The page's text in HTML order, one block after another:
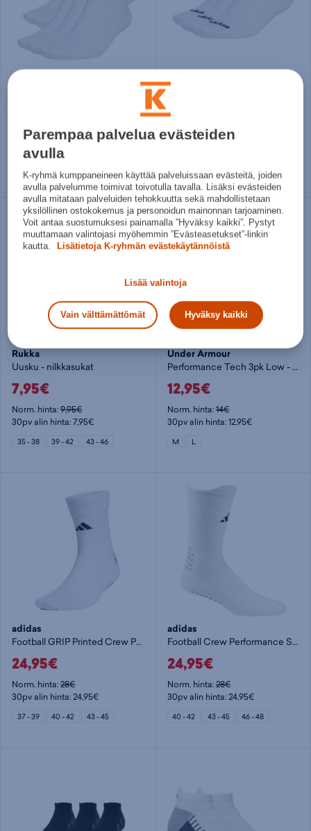
adidas
Norm. hinta:23€
30pv alin hinta: 12€
adidas
7,95€
Norm. hinta: 10€
46 - 48
Rukka
Uusku - nilkkasukat
7,95€
Norm. hinta:9,95€
30pv alin hinta: 7,95€
35 - 38 39 - 42 43 - 46
Under Armour
Performance Tech 3pk Low - nilkkasukat
12,95€
Norm. hinta:14€
30pv alin hinta: 12,95€
M L
adidas
Football GRIP Printed Crew Performance Socks Light - nilkkasukat
24,95€
Norm. hinta:28€
30pv alin hinta: 24,95€
37 - 39 40 - 42 43 - 45
adidas
Football Crew Performance Socks - nilkkasukat
24,95€
Norm. hinta:28€
30pv alin hinta: 24,95€
40 - 42 43 - 45 46 - 48
Parempaa palvelua evästeiden
avulla
K-ryhmä kumppaneineen käyttää palveluissaan evästeitä, joiden
avulla palvelumme toimivat toivotulla tavalla. Lisäksi evästeiden
avulla mitataan palveluiden tehokkuutta sekä mahdollistetaan
yksilöllinen ostokokemus ja personoidun mainonnan tarjoaminen.
Voit antaa suostumuksesi painamalla ”Hyväksy kaikki”. Pystyt
muuttamaan valintojasi myöhemmin ”Evästeasetukset”-linkin
kautta.
Lisätietoja K-ryhmän evästekäytännöistä
Lisää valintoja
Vain välttämättömät Hyväksy kaikki